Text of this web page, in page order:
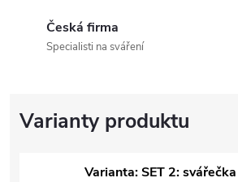
Česká firma
Specialisti na sváření
Varianta: SET 2: